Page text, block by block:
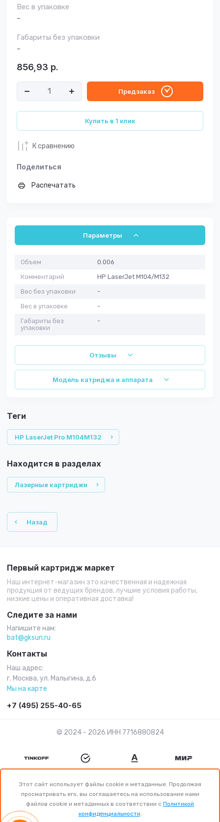
Вес в упаковке
-
Габариты без упаковки
-
856,93 р.
Предзаказ
Купить в 1 клик
К сравнению
Поделиться
Распечатать
Параметры
Объем
0.006
Комментарий
HP LaserJet M104/M132
Вес без упаковки
-
Вес в упаковке
-
Габариты без
упаковки
-
Отзывы
Модель катриджа и аппарата
теги
HP LaserJet Pro M104M132
Находится в разделах
Лазерные картриджи
Назад
Первый картридж маркет
Наш интернет-магазин это качественная и надежная
продукция от ведущих брендов, лучшие условия работы,
низкие цены и оперативная доставка!
Следите за нами
Напишите нам:
bat@gksun.ru
Контакты
Наш адрес:
г. Москва, ул. Малыгина, д.6
Мы на карте
+7 (495) 255-40-65
© 2024 - 2026 ИНН 7716880824
Этот сайт использует файлы cookie и метаданные. Продолжая
просматривать его, вы соглашаетесь на использование нами
файлов cookie и метаданных в соответствии с Политикой
конфиденциальности.